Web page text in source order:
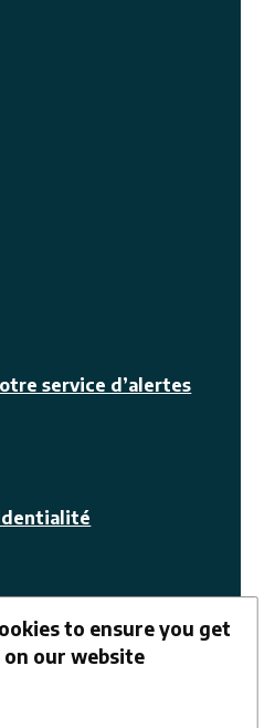
to ensure you get
our website
service d’alertes